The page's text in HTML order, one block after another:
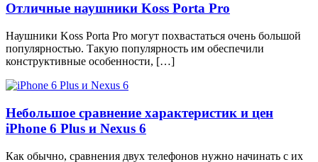
Отличные наушники Koss Porta Pro
Наушники Koss Porta Pro могут похвастаться очень большой
популярностью. Такую популярность им обеспечили
конструктивные особенности, […]
Небольшое сравнение характеристик и цен
iPhone 6 Plus и Nexus 6
Как обычно, сравнения двух телефонов нужно начинать с их